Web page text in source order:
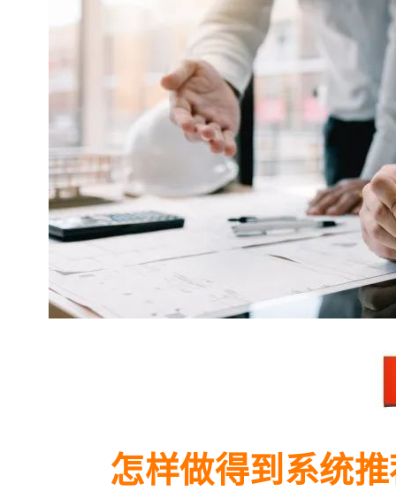
怎样做得到系统